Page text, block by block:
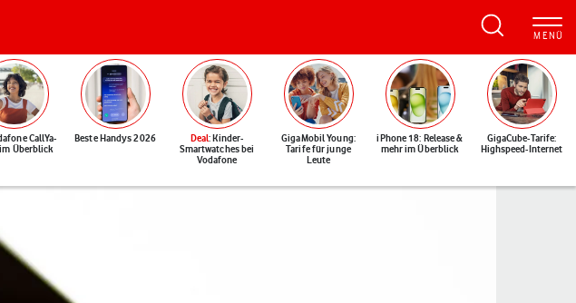
CallYa-
Überblick
Beste Handys 2026 Deal: Kinder-
Smartwatches bei
Vodafone
GigaMobil Young:
Tarife für junge
Leute
iPhone 18: Release &
mehr im Überblick
GigaCube-Tarife:
Highspeed-Internet